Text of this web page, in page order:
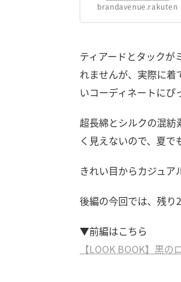
brandavenue.rakuten
ティアードとタックが
れませんが、実際に
いコーディネートにぴ
超長綿とシルクの混紡
く見えないので、夏で
きれい目からカジュア
後編の今回では、残り
▼前編はこちら
【LOOK BOOK】黒